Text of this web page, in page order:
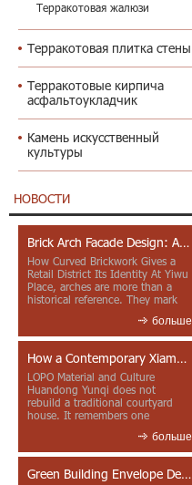
Терракотовая жалюзи
Терракотовая плитка стены
Терракотовые кирпича
асфальтоукладчик
Камень искусственный
культуры
НОВОСТИ
Brick Arch Facade Design: A Closer Look at Yiwu Place
How Curved Brickwork Gives a
Retail District Its Identity At Yiwu
Place, arches are more than a
historical reference. They mark
больше
How a Contemporary Xiamen Project Reframes Minnan Red Brick
LOPO Material and Culture
Huandong Yunqi does not
rebuild a traditional courtyard
house. It remembers one
больше
Green Building Envelope Design: Clay Sunscreen Fins for Modern Headquarters Architecture